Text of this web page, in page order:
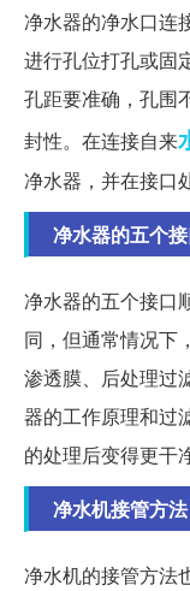
净水器的净水口连
进行孔位打孔或固
孔距要准确，孔围
封性。在连接自来
净水器，并在接口
净水器的五个
净水器的五个接口
同，但通常情况下
渗透膜、后处理过
器的工作原理和过
的处理后变得更干
净水机接管方法
净水机的接管方法